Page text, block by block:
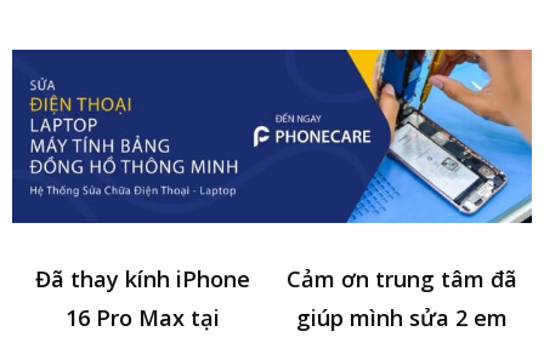
Đã thay kính iPhone
16 Pro Max tại
Cảm ơn trung tâm đã
giúp mình sửa 2 em